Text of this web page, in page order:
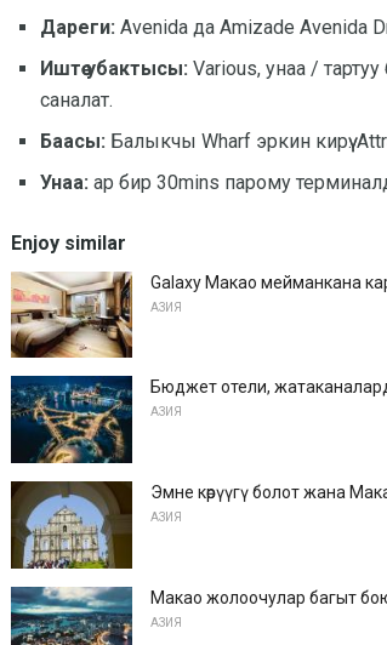
Дареги: Avenida да Amizade Avenida
Иштөө убактысы: Various, унаа /
саналат.
Баасы: Балыкчы Wharf эркин кирүү.
Унаа: ар бир 30mins парому
Enjoy similar
Galaxy Макао мейманкана
АЗИЯ
Бюджет отели,
АЗИЯ
Эмне көрүүгү болот жана
АЗИЯ
Макао жолоочулар багыт
АЗИЯ